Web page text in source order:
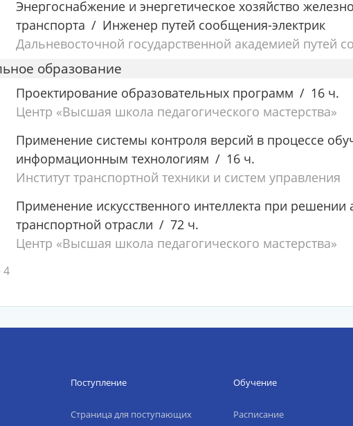
Энергоснабжение и энергетическое хозяйство
транспорта
Инженер путей сообщения-электрик
Дальневосточной государственной академией путей
образование
Проектирование образовательных программ
16 ч.
Центр «Высшая школа педагогического мастерства»
Применение системы контроля версий в процессе
информационным технологиям
16 ч.
Институт транспортной техники и систем управления
Применение искусственного интеллекта при решении
транспортной отрасли
72 ч.
Центр «Высшая школа педагогического мастерства»
4
Поступление
Страница для поступающих
Обучение
Расписание